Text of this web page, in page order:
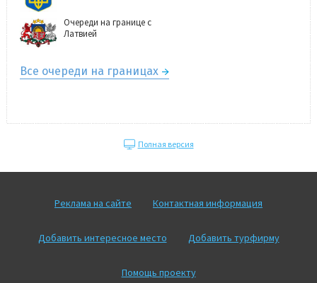
Очереди на границе с
Латвией
Все очереди на границах
Полная версия
Реклама на сайте Контактная информация
Добавить интересное место Добавить турфирму
Помощь проекту